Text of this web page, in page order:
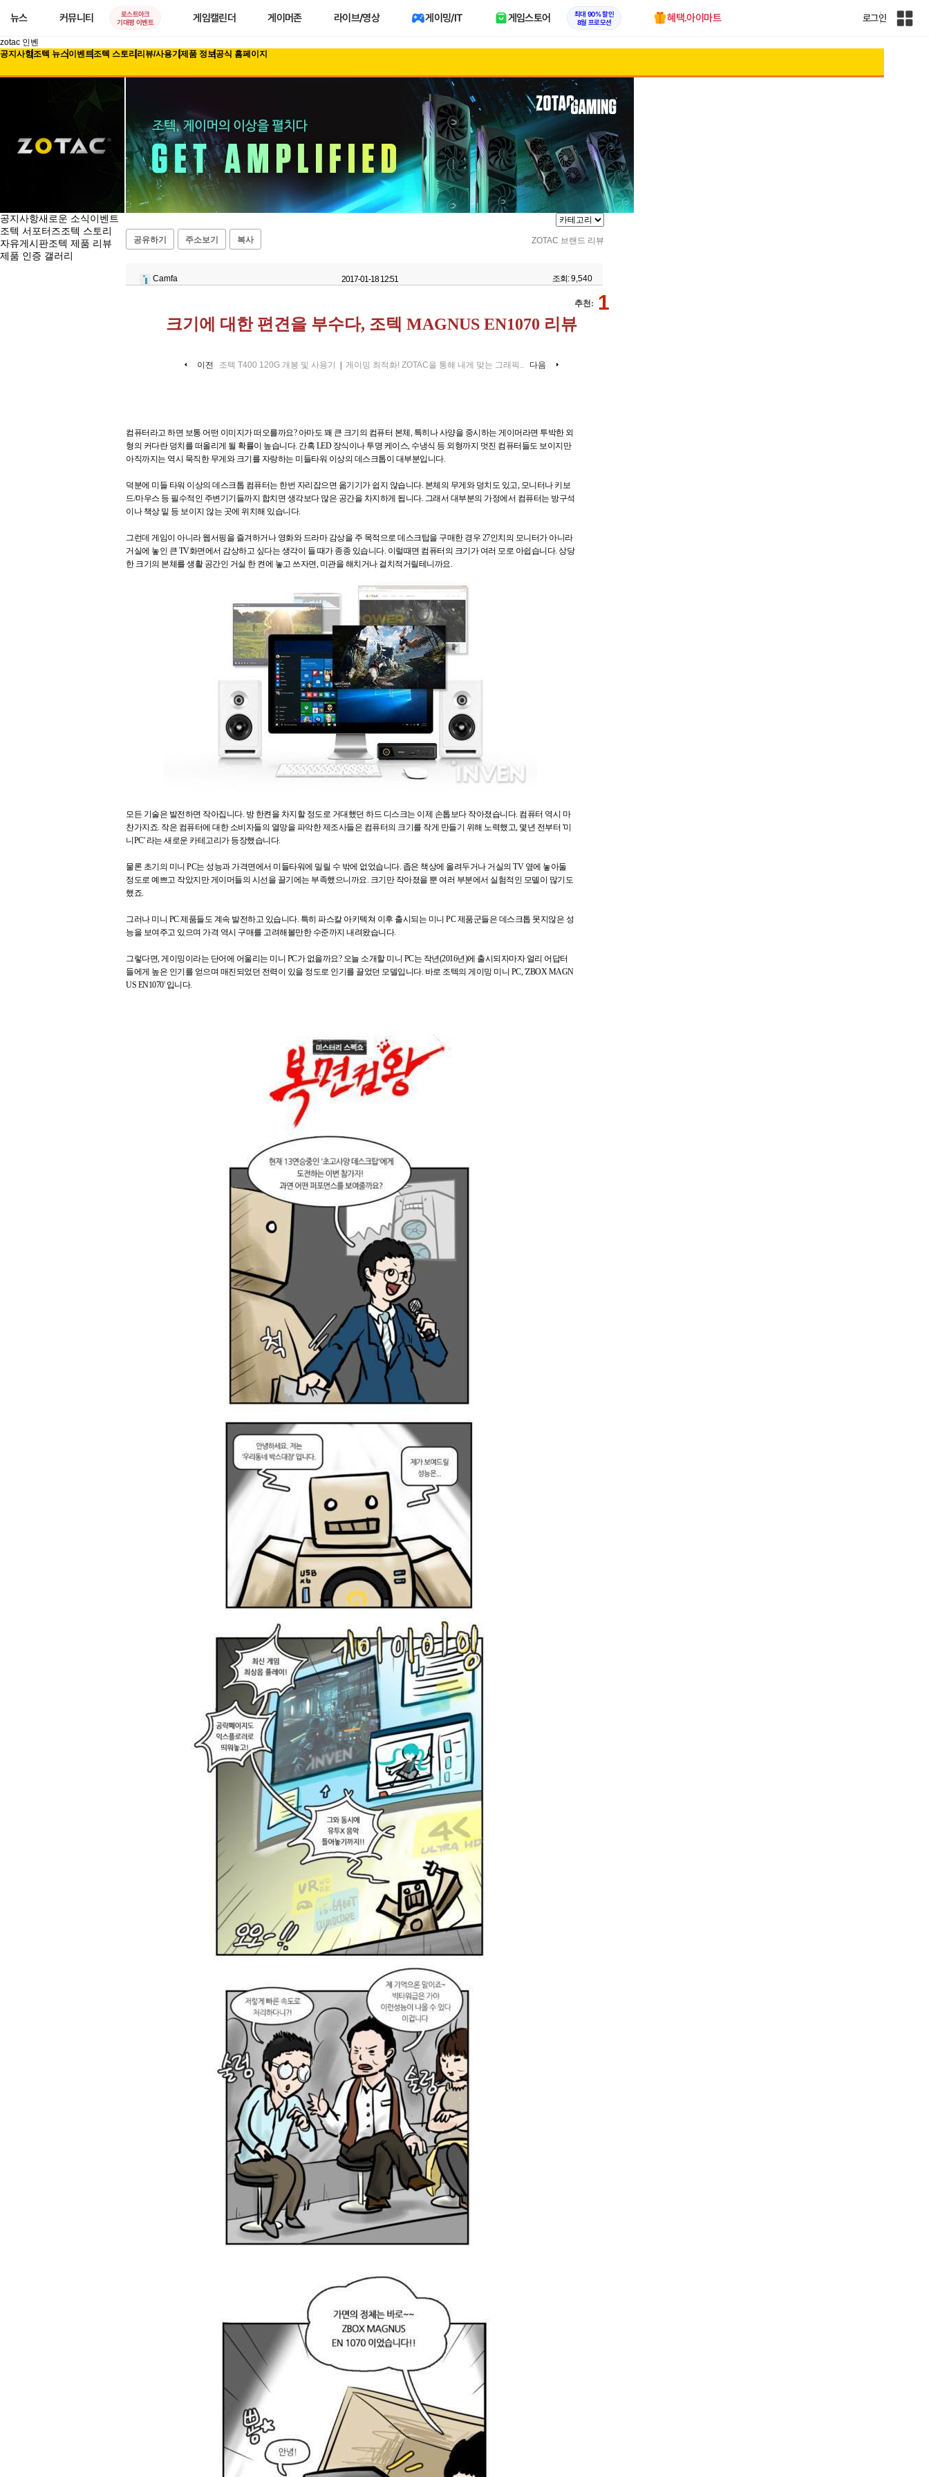
뉴스 커뮤니티
로스트아크
기대평 이벤트
게임캘린더 게이머존 라이브/영상 게이밍/IT 게임스토어
최대 90% 할인
8월 프로모션
혜택.아이마트 로그인
인
zotac 인벤
공지사항조텍 뉴스이벤트조텍 스토리 리뷰/사용기 제품 정보공식 홈페이지
공지사항새로운 소식이벤트
조텍 서포터즈조텍 스토리
자유게시판조텍 제품 리뷰
제품 인증 갤러리
공유하기 주소보기 복사 ZOTAC 브랜드 리뷰
Camfa 2017-01-18 12:51 조회:9,540
추천: 1
크기에 대한 편견을 부수다, 조텍 MAGNUS EN1070 리뷰
이전 조텍 T400 120G 개봉 및 사용기 게이밍 최적화! ZOTAC을 통해 내게 맞는 그래픽.. 다음
컴퓨터라고 하면 보통 어떤 이미지가 떠오를까요? 아마도 꽤 큰 크기의 컴퓨터 본체, 특히나 사양을 중시하는 게이머라면 투박한 외
형의 커다란 덩치를 떠올리게 될 확률이 높습니다. 간혹 LED 장식이나 투명 케이스, 수냉식 등 외형까지 멋진 컴퓨터들도 보이지만
아직까지는 역시 묵직한 무게와 크기를 자랑하는 미들타워 이상의 데스크톱이 대부분입니다.
덕분에 미들 타워 이상의 데스크톱 컴퓨터는 한번 자리잡으면 옮기기가 쉽지 않습니다. 본체의 무게와 덩치도 있고, 모니터나 키보
드/마우스 등 필수적인 주변기기들까지 합치면 생각보다 많은 공간을 차지하게 됩니다. 그래서 대부분의 가정에서 컴퓨터는 방구석
이나 책상 밑 등 보이지 않는 곳에 위치해 있습니다.
그런데 게임이 아니라 웹서핑을 즐겨하거나 영화와 드라마 감상을 주 목적으로 데스크탑을 구매한 경우 27인치의 모니터가 아니라
거실에 놓인 큰 TV화면에서 감상하고 싶다는 생각이 들 때가 종종 있습니다. 이럴때면 컴퓨터의 크기가 여러 모로 아쉽습니다. 상당
한 크기의 본체를 생활 공간인 거실 한 켠에 놓고 쓰자면, 미관을 해치거나 걸치적거릴테니까요.
모든 기술은 발전하면 작아집니다. 방 한켠을 차지할 정도로 거대했던 하드 디스크는 이제 손톱보다 작아졌습니다. 컴퓨터 역시 마
찬가지죠. 작은 컴퓨터에 대한 소비자들의 열망을 파악한 제조사들은 컴퓨터의 크기를 작게 만들기 위해 노력했고, 몇년 전부터 '미
니PC' 라는 새로운 카테고리가 등장했습니다.
물론 초기의 미니 PC는 성능과 가격면에서 미들타워에 밀릴 수 밖에 없었습니다. 좁은 책상에 올려두거나 거실의 TV 옆에 놓아둘
정도로 예쁘고 작았지만 게이머들의 시선을 끌기에는 부족했으니까요. 크기만 작아졌을 뿐 여러 부분에서 실험적인 모델이 많기도
했죠.
그러나 미니 PC 제품들도 계속 발전하고 있습니다. 특히 파스칼 아키텍쳐 이후 출시되는 미니 PC 제품군들은 데스크톱 못지않은 성
능을 보여주고 있으며 가격 역시 구매를 고려해볼만한 수준까지 내려왔습니다.
그렇다면, 게이밍이라는 단어에 어울리는 미니 PC가 없을까요? 오늘 소개할 미니 PC는 작년(2016년)에 출시되자마자 얼리 어답터
들에게 높은 인기를 얻으며 매진되었던 전력이 있을 정도로 인기를 끌었던 모델입니다. 바로 조텍의 게이밍 미니 PC, 'ZBOX MAGN
US EN1070' 입니다.